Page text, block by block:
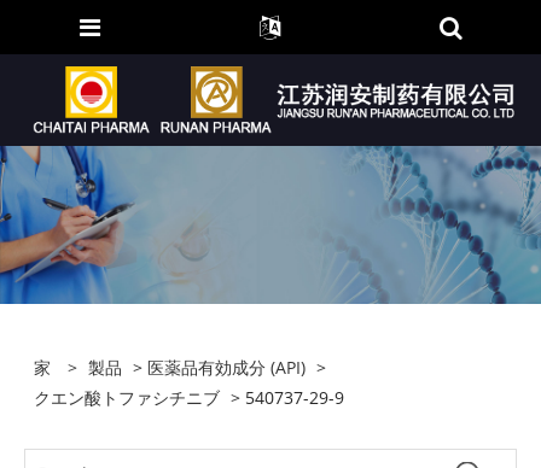
家 > 製品 > 医薬品有効成分 (API) >
クエン酸トファシチニブ > 540737-29-9